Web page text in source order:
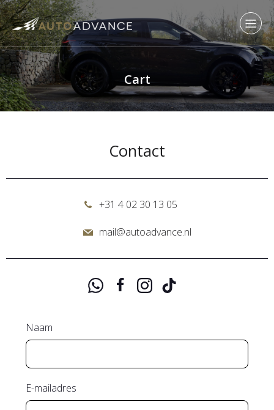
Cart
Contact
+31 4 02 30 13 05
mail@autoadvance.nl
Naam
E-mailadres